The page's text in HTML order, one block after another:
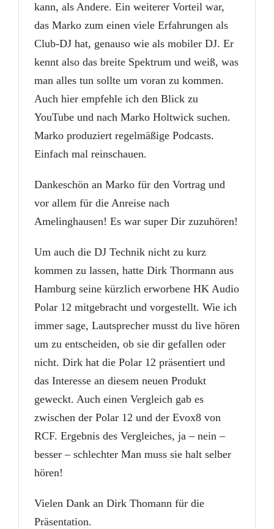
kann, als Andere. Ein weiterer Vorteil war,
das Marko zum einen viele Erfahrungen als
Club-DJ hat, genauso wie als mobiler DJ. Er
kennt also das breite Spektrum und weiß, was
man alles tun sollte um voran zu kommen.
Auch hier empfehle ich den Blick zu
YouTube und nach Marko Holtwick suchen.
Marko produziert regelmäßige Podcasts.
Einfach mal reinschauen.
Dankeschön an Marko für den Vortrag und
vor allem für die Anreise nach
Amelinghausen! Es war super Dir zuzuhören!
Um auch die DJ Technik nicht zu kurz
kommen zu lassen, hatte Dirk Thormann aus
Hamburg seine kürzlich erworbene HK Audio
Polar 12 mitgebracht und vorgestellt. Wie ich
immer sage, Lautsprecher musst du live hören
um zu entscheiden, ob sie dir gefallen oder
nicht. Dirk hat die Polar 12 präsentiert und
das Interesse an diesem neuen Produkt
geweckt. Auch einen Vergleich gab es
zwischen der Polar 12 und der Evox8 von
RCF. Ergebnis des Vergleiches, ja – nein –
besser – schlechter Man muss sie halt selber
hören!
Vielen Dank an Dirk Thomann für die
Präsentation.